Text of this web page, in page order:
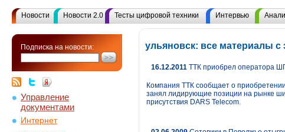
Новости Новости 2.0 Тесты цифровой техники Интервью
Подписка на новости:
Управление
документами
Интернет
ульяновск: все материалы
16.12.2011 ТТК приобрел оператора
Компания ТТК сообщает о
занял лидирующие позиции на рынке
присутствия DARS Telecom.